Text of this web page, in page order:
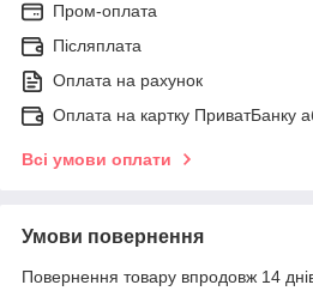
Пром-оплата
Післяплата
Оплата на рахунок
Оплата на картку ПриватБанку
Всі умови оплати
Умови повернення
Повернення товару впродовж 14